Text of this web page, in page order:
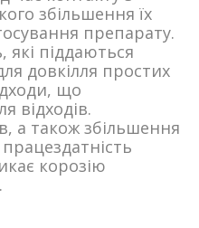
збільшення їх
препарату.
піддаються
довкілля простих
що
відходів.
а також збільшення
корозію